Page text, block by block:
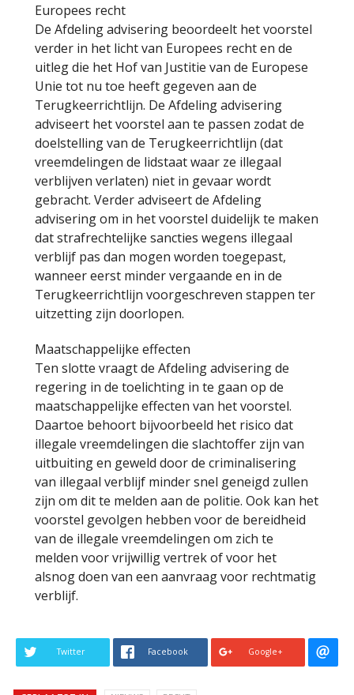
Europees recht
De Afdeling advisering beoordeelt het voorstel
verder in het licht van Europees recht en de
uitleg die het Hof van Justitie van de Europese
Unie tot nu toe heeft gegeven aan de
Terugkeerrichtlijn. De Afdeling advisering
adviseert het voorstel aan te passen zodat de
doelstelling van de Terugkeerrichtlijn (dat
vreemdelingen de lidstaat waar ze illegaal
verblijven verlaten) niet in gevaar wordt
gebracht. Verder adviseert de Afdeling
advisering om in het voorstel duidelijk te maken
dat strafrechtelijke sancties wegens illegaal
verblijf pas dan mogen worden toegepast,
wanneer eerst minder vergaande en in de
Terugkeerrichtlijn voorgeschreven stappen ter
uitzetting zijn doorlopen.
Maatschappelijke effecten
Ten slotte vraagt de Afdeling advisering de
regering in de toelichting in te gaan op de
maatschappelijke effecten van het voorstel.
Daartoe behoort bijvoorbeeld het risico dat
illegale vreemdelingen die slachtoffer zijn van
uitbuiting en geweld door de criminalisering
van illegaal verblijf minder snel geneigd zullen
zijn om dit te melden aan de politie. Ook kan het
voorstel gevolgen hebben voor de bereidheid
van de illegale vreemdelingen om zich te
melden voor vrijwillig vertrek of voor het
alsnog doen van een aanvraag voor rechtmatig
verblijf.
Twitter Facebook Google+